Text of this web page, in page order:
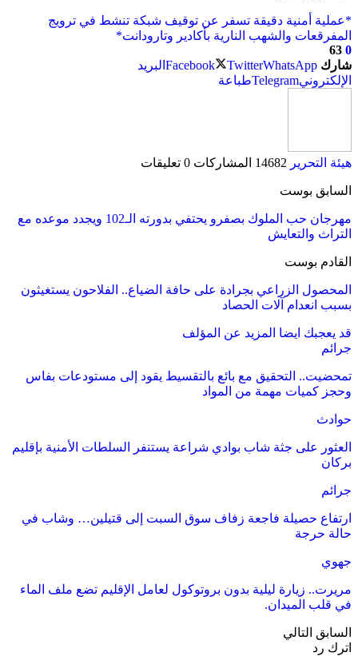
*عملية أمنية دقيقة تسفر عن توقيف شبكة تنشط في ترويج
المفرقعات والشهب النارية بأكادير وتارودانت*
0
63
شارك
Facebook TwitterWhatsApp
البريد
الإلكترونيTelegramطباعة
هيئة التحرير 14682 المشاركات 0 تعليقات
السابق بوست
مهرجان حب الملوك بصفرو يحتفي بدورته الـ102 ويجدد موعده مع
التراث والتعايش
القادم بوست
المحصول الزراعي بجرادة على حافة الضياع.. الفلاحون يستغيثون
بسبب انعدام آلات الحصاد
قد يعجبك ايضا المزيد عن المؤلف
جرائم
تمحضيت.. التحقيق مع بائع بالتقسيط يقود إلى مستودعات بفاس
وحجز كميات مهمة من المواد
حوادث
العثور على جثة شاب بوادي شراعة يستنفر السلطات الأمنية بإقليم
بركان
جرائم
ارتفاع حصيلة فاجعة زفاف سوق السبت إلى قتيلين… وشاب في
حالة حرجة
جهوي
مريرت.. زيارة ليلية بدون بروتوكول لعامل الإقليم تضع ملف الماء
في قلب الميدان.
السابق التالي
اترك رد